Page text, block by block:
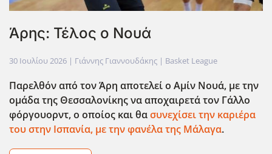
Άρης: Τέλος ο Νουά
30 Ιουλίου 2026 | Γιάννης Γιαννουδάκης | Basket League
Παρελθόν από τον Άρη αποτελεί ο Αμίν Νουά, με την
ομάδα της Θεσσαλονίκης να αποχαιρετά τον Γάλλο
φόργουορντ, ο οποίος και θασυνεχίσει την καριέρα
του στην Ισπανία, με την φανέλα της Μάλαγα.